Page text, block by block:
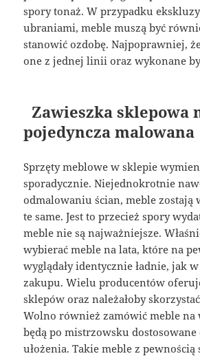
spory tonaż. W przypadku
ubraniami, meble muszą być
stanowić ozdobę. Najpoprawniej,
one z jednej linii oraz wykonane
Zawieszka sklepowa
pojedyncza malowana
Sprzęty meblowe w sklepie
sporadycznie. Niejednokrotnie
odmalowaniu ścian, meble zostają
te same. Jest to przecież spory
meble nie są najważniejsze.
wybierać meble na lata, które na
wyglądały identycznie ładnie, jak
zakupu. Wielu producentów
sklepów oraz należałoby
Wolno również zamówić meble
będą po mistrzowsku
ułożenia. Takie meble z